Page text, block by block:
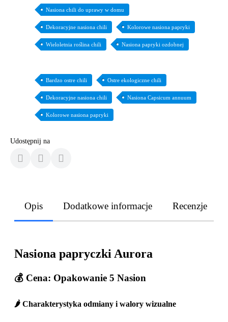
Nasiona chili do uprawy w domu
Dekoracyjne nasiona chili Kolorowe nasiona papryki
Wieloletnia roślina chili Nasiona papryki ozdobnej
Bardzo ostre chili Ostre ekologiczne chili
Dekoracyjne nasiona chili Nasiona Capsicum annuum
Kolorowe nasiona papryki
Udostępnij na
Opis Dodatkowe informacje Recenzje
Nasiona papryczki Aurora
💰 Cena: Opakowanie 5 Nasion
🌶️ Charakterystyka odmiany i walory wizualne